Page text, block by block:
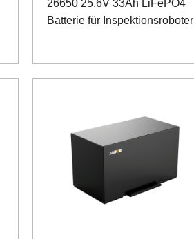
26650 25.6V 33Ah LiFePO4
Batterie für Inspektionsroboter